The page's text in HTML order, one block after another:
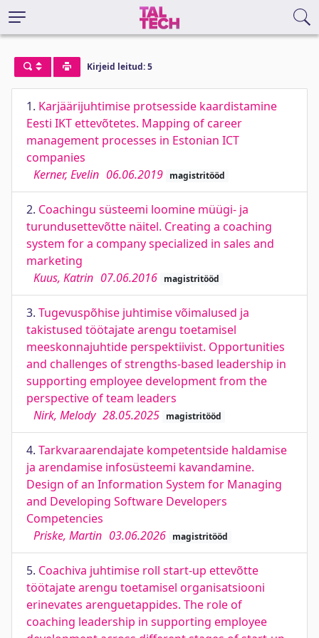
Kirjeid leitud: 5
1. Karjäärijuhtimise protsesside kaardistamine
Eesti IKT ettevõtetes. Mapping of career
management processes in Estonian ICT
companies
Kerner, Evelin 06.06.2019 magistritööd
2. Coachingu süsteemi loomine müügi- ja
turundusettevõtte näitel. Creating a coaching
system for a company specialized in sales and
marketing
Kuus, Katrin 07.06.2016 magistritööd
3. Tugevuspõhise juhtimise võimalused ja
takistused töötajate arengu toetamisel
meeskonnajuhtide perspektiivist. Opportunities
and challenges of strengths-based leadership in
supporting employee development from the
perspective of team leaders
Nirk, Melody 28.05.2025 magistritööd
4. Tarkvaraarendajate kompetentside haldamise
ja arendamise infosüsteemi kavandamine.
Design of an Information System for Managing
and Developing Software Developers
Competencies
Priske, Martin 03.06.2026 magistritööd
5. Coachiva juhtimise roll start-up ettevõtte
töötajate arengu toetamisel organisatsiooni
erinevates arenguetappides. The role of
coaching leadership in supporting employee